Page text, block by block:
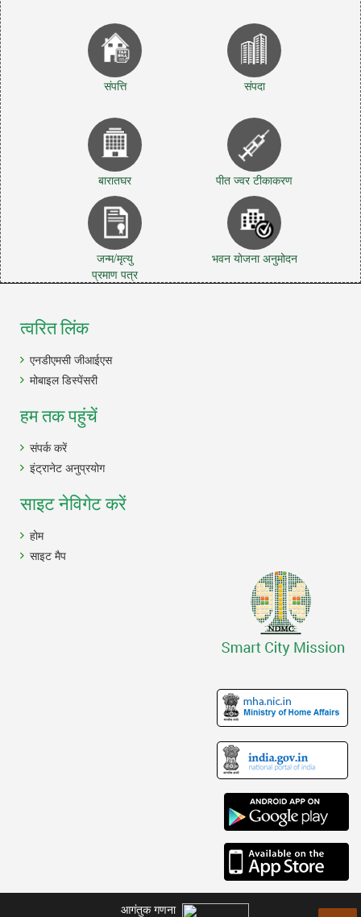
संपत्ति संपदा
बारातघर पीत ज्वर टीकाकरण
जन्म/मृत्यु
प्रमाण पत्र
भवन योजना अनुमोदन
त्वरित लिंक
एनडीएमसी जीआईएस
मोबाइल डिस्पेंसरी
हम तक पहुंचें
संपर्क करें
इंट्रानेट अनुप्रयोग
साइट नेविगेट करें
होम
साइट मैप
आगंतुक गणना